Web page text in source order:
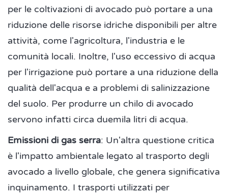
per le coltivazioni di avocado può portare a una
riduzione delle risorse idriche disponibili per altre
attività, come l'agricoltura, l'industria e le
comunità locali. Inoltre, l'uso eccessivo di acqua
per l'irrigazione può portare a una riduzione della
qualità dell'acqua e a problemi di salinizzazione
del suolo. Per produrre un chilo di avocado
servono infatti circa duemila litri di acqua.
Emissioni di gas serra: Un'altra questione critica
è l'impatto ambientale legato al trasporto degli
avocado a livello globale, che genera significativa
inquinamento. I trasporti utilizzati per